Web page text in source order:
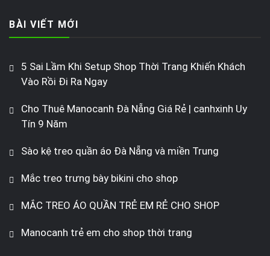
BÀI VIẾT MỚI
5 Sai Lầm Khi Setup Shop Thời Trang Khiến Khách
Vào Rồi Đi Ra Ngay
Cho Thuê Manocanh Đà Nẵng Giá Rẻ | canhxinh Uy
Tín 9 Năm
Sào kệ treo quần áo Đà Nẵng và miền Trung
Mắc treo trưng bày bikini cho shop
MẮC TREO ÁO QUẦN TRẺ EM RẺ CHO SHOP
Manocanh trẻ em cho shop thời trang